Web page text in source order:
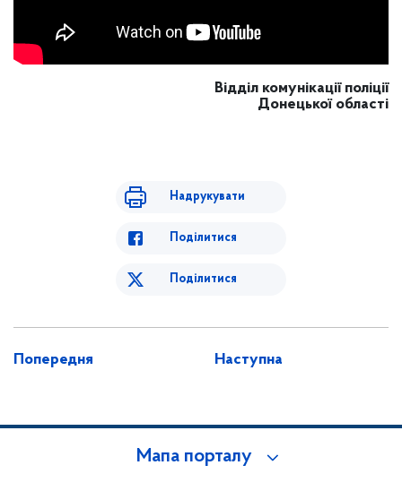
Відділ комунікації поліції
Донецької області
Надрукувати
Поділитися
Поділитися
Попередня Наступна
Мапа порталу